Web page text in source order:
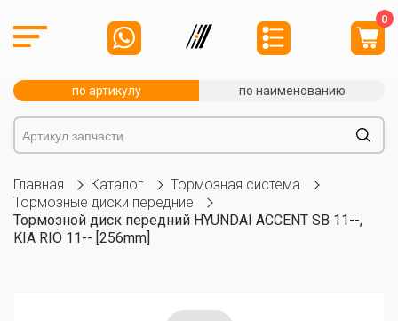
0
по артикулу по наименованию
Главная Каталог
Тормозная система
Тормозные диски передние
Тормозной диск передний HYUNDAI ACCENT SB 11--,
KIA RIO 11-- [256mm]